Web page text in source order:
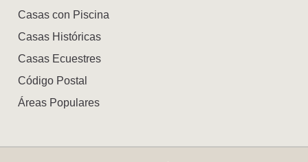
Casas con Piscina
Casas Históricas
Casas Ecuestres
Código Postal
Áreas Populares